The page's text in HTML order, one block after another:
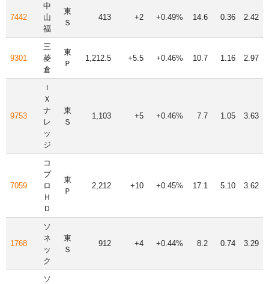
7442
中
山
福
東
Ｓ
413 +2 +0.49% 14.6 0.36 2.42
9301
三
菱
倉
東
Ｐ
1,212.5 +5.5 +0.46% 10.7 1.16 2.97
9753
Ｉ
Ｘ
ナ
レ
ッ
ジ
東
Ｓ
1,103 +5 +0.46% 7.7 1.05 3.63
7059
コ
プ
ロ
Ｈ
Ｄ
東
Ｐ
2,212 +10 +0.45% 17.1 5.10 3.62
1768
ソ
ネ
ッ
ク
東
Ｓ
912 +4 +0.44% 8.2 0.74 3.29
ソ